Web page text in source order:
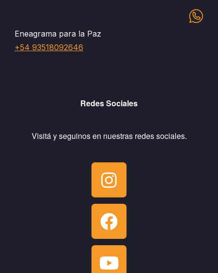
Eneagrama para la Paz
+54 93518092646
Redes Sociales
Visitá y seguinos en nuestras redes sociales.